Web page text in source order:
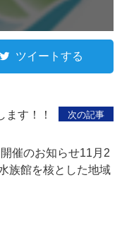
ツイートする
次の記事
す！！
催のお知らせ11月2
族館を核とした地域